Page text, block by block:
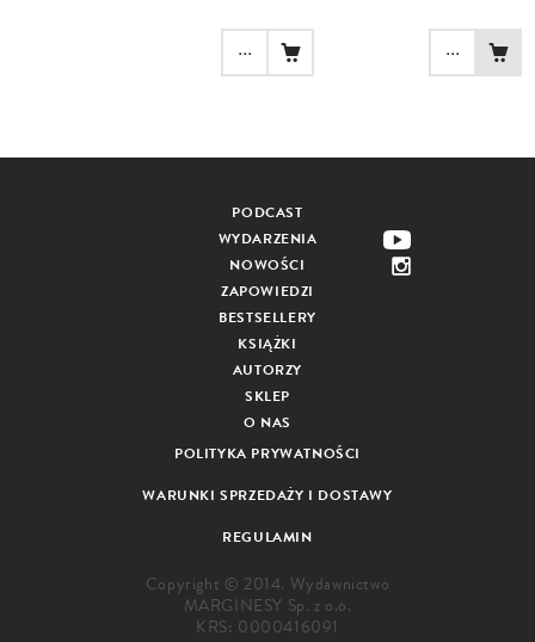
... ...
PODCAST
WYDARZENIA
NOWOŚCI
ZAPOWIEDZI
BESTSELLERY
KSIĄŻKI
AUTORZY
SKLEP
O NAS
POLITYKA PRYWATNOŚCI
WARUNKI SPRZEDAŻY I DOSTAWY
REGULAMIN
Copyright © 2014. Wydawnictwo
MARGINESY Sp. z o.o.
KRS: 0000416091